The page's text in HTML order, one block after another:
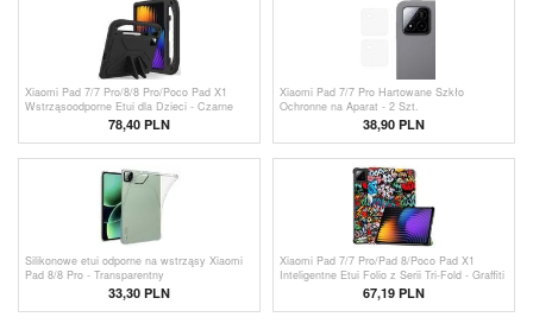
Xiaomi Pad 7/7 Pro/8/8 Pro/Poco Pad X1
Wstrząsoodporne Etui dla Dzieci - Czarne
78,40 PLN
Xiaomi Pad 7/7 Pro Hartowane Szkło
Ochronne na Aparat - 2 Szt.
38,90 PLN
Silikonowe etui odporne na wstrząsy Xiaomi
Pad 8/8 Pro - Transparentny
33,30 PLN
Xiaomi Pad 7/7 Pro/Pad 8/Poco Pad X1
Inteligentne Etui Folio z Serii Tri-Fold - Graffiti
67,19 PLN